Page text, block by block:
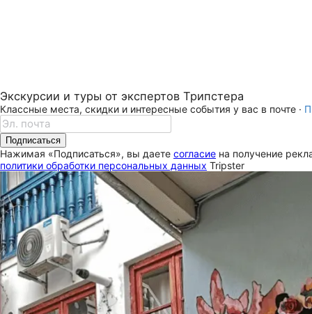
Экскурсии и туры от экспертов Трипстера
Классные места, скидки и интересные события у вас в почте ·
Подписаться
Нажимая «Подписаться», вы даете согласие на получение
политики обработки персональных данных Tripster